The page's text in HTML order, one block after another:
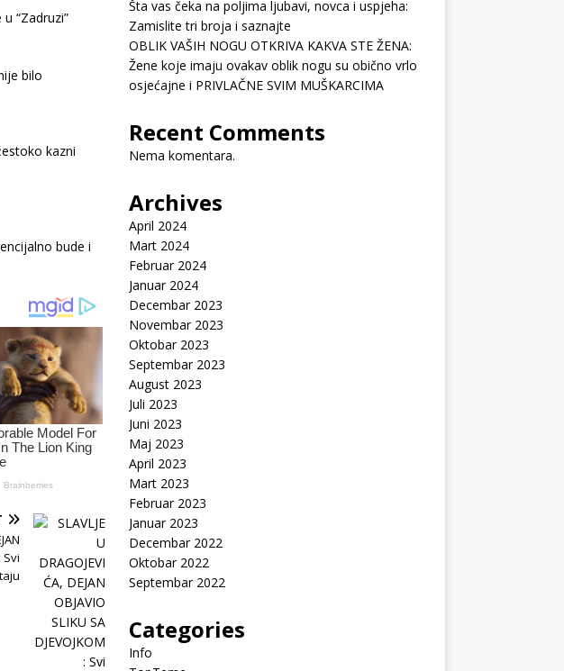
“Zadruzi”
bilo
kazni
bude i
Svi
Šta vas čeka na poljima ljubavi, novca i uspjeha:
Zamislite tri broja i saznajte
OBLIK VAŠIH NOGU OTKRIVA KAKVA STE ŽENA:
Žene koje imaju ovakav oblik nogu su obično vrlo
osjećajne i PRIVLAČNE SVIM MUŠKARCIMA
Recent Comments
Nema komentara.
Archives
April 2024
Mart 2024
Februar 2024
Januar 2024
Decembar 2023
Novembar 2023
Oktobar 2023
Septembar 2023
August 2023
Juli 2023
Juni 2023
Maj 2023
April 2023
Mart 2023
Februar 2023
Januar 2023
Decembar 2022
Oktobar 2022
Septembar 2022
Categories
Info